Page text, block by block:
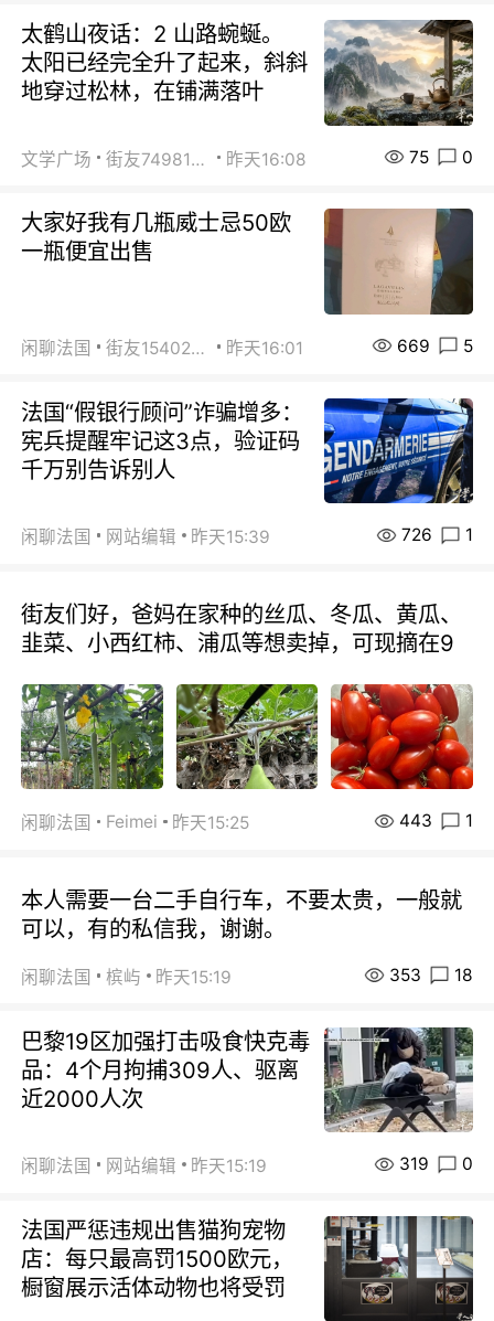
太鹤山夜话：2 山路蜿蜒。
太阳已经完全升了起来，斜斜
地穿过松林，在铺满落叶
文学广场 街友74981146 昨天16:08 75 0
大家好我有几瓶威士忌50欧
一瓶便宜出售
闲聊法国 街友15402223 昨天16:01 669 5
法国“假银行顾问”诈骗增多：
宪兵提醒牢记这3点，验证码
千万别告诉别人
闲聊法国 网站编辑 昨天15:39 726 1
街友们好，爸妈在家种的丝瓜、冬瓜、黄瓜、
韭菜、小西红柿、浦瓜等想卖掉，可现摘在9
闲聊法国 Feimei 昨天15:25 443 1
本人需要一台二手自行车，不要太贵，一般就
可以，有的私信我，谢谢。
闲聊法国 槟屿 昨天15:19 353 18
巴黎19区加强打击吸食快克毒
品：4个月拘捕309人、驱离
近2000人次
闲聊法国 网站编辑 昨天15:19 319 0
法国严惩违规出售猫狗宠物
店：每只最高罚1500欧元，
橱窗展示活体动物也将受罚